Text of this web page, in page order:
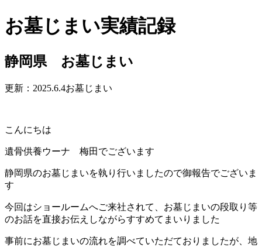
お墓じまい実績記録
静岡県 お墓じまい
更新：2025.6.4お墓じまい
こんにちは
遺骨供養ウーナ 梅田でございます
静岡県のお墓じまいを執り行いましたので御報告でございま
す
今回はショールームへご来社されて、お墓じまいの段取り等
のお話を直接お伝えしながらすすめてまいりました
事前にお墓じまいの流れを調べていただておりましたが、地